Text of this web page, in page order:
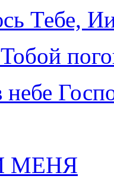
Тебе,
МЕНЯ